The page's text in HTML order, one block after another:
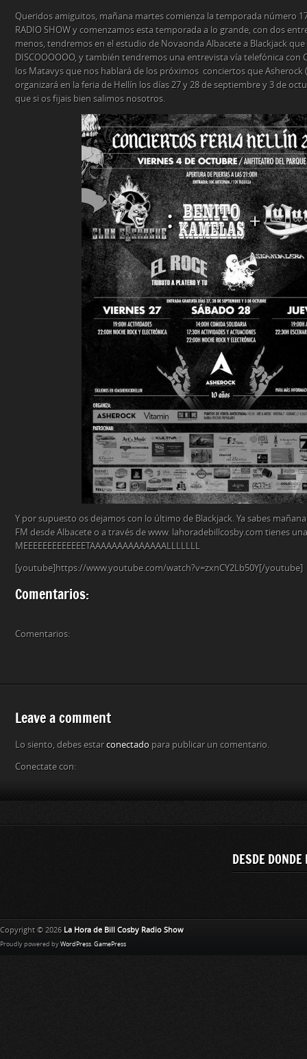
Queridos amiguitos, mañana martes comienza la temporada número 17
RADIO SHOW y comenzamos esta temporada a lo grande, con dos
menos, tendremos en el estudio de Novaonda Albacete a Blackjack
DISCOOOOOO, y también tendremos una entrevista vía telefónica con
los Matavys que nos hablará de los próximos conciertos que Asherock
organizará en la feria de Hellín los días 27 y 28 de septiembre y 3 de
que si os fijais bien salimos nosotros.
Y por supuesto os dejamos con lo último de Blackjack. Ya sabes
FM desde Albacete o a través de www. lahoradebillcosby.com tienes
MEEEEEEEEEEEEETAAAAAAAAAAAAAALLLLLLL
[youtube]https://www.youtube.com/watch?v=zxnCY2Lb50Y[/youtube]
Comentarios:
Comentarios:
Leave a comment
Lo siento, debes estarconectado para publicar un comentario.
Conectate con:
DESDE
Copyright © 2026 La Hora de Bill Cosby Radio Show
Proudly powered by WordPress GamePress